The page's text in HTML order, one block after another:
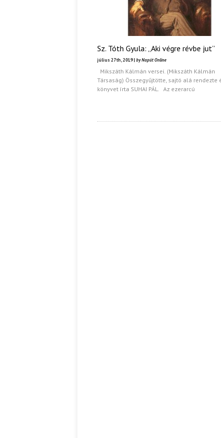
Sz. Tóth Gyula: „Aki végre révbe jut”
július 27th, 2019 | by Napút Online
Mikszáth Kálmán versei. (Mikszáth Kálmán
Társaság) Összegyűjtötte, sajtó alá rendezte
könyvet írta SUHAI PÁL. Az ezerarcú